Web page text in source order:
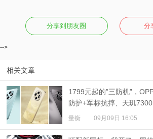
分享到朋友圈 分
-->
相关文章
1799元起的”三防机”，
防护+军标抗摔、天玑
量衡 09月09日 16:05